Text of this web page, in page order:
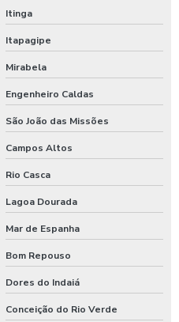
Itinga
Itapagipe
Mirabela
Engenheiro Caldas
São João das Missões
Campos Altos
Rio Casca
Lagoa Dourada
Mar de Espanha
Bom Repouso
Dores do Indaiá
Conceição do Rio Verde